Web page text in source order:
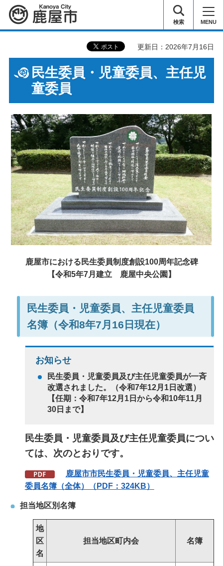
鹿屋市 検索 MENU
更新日：2026年7月16日
民生委員・児童委員、主任児
童委員
鹿屋市における民生委員制度創設100周年記念碑
【令和5年7月建立
鹿屋中央公園 】
民生委員・児童委員、主任児童委員
名簿（令和8年7月16日現在）
お知らせ
民生委員・児童委員及び主任児童委員が一斉
改選されました。（令和7年12月1日改選）
【任期：令和7年12月1日から令和10年11月
30日まで】
民生委員・児童委員及び主任児童委員につい
ては、次のとおりです。
鹿屋市市民生委員・児童委員、主任児童
委員名簿（全体）（PDF：324KB）
担当地区別名簿
地
区
名
担当地区町内会 名簿